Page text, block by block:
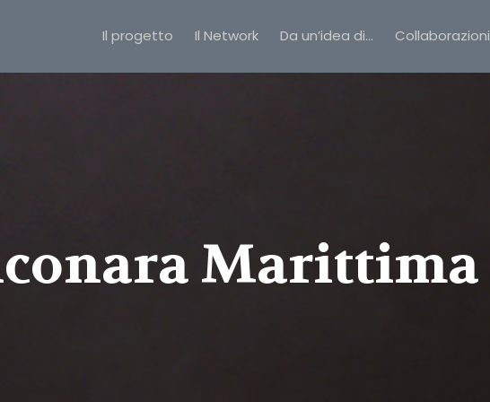
Il progetto Il Network Da un’idea di… Collaborazioni
Marittima